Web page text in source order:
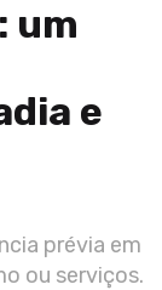
um
e
prévia em
ou serviços.